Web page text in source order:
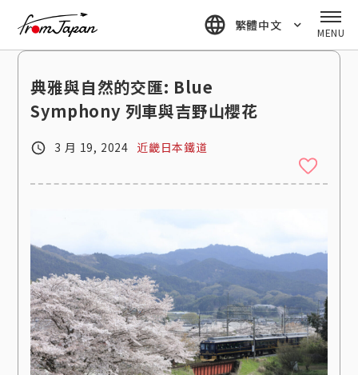
繁體中文 MENU
典雅與自然的交匯: Blue
Symphony 列車與吉野山櫻花
3 月 19, 2024 近畿日本鐵道